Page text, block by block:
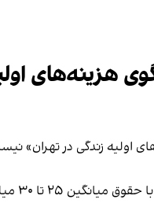
هزینه‌های
اولیه زندگی در تهران»
یوسف